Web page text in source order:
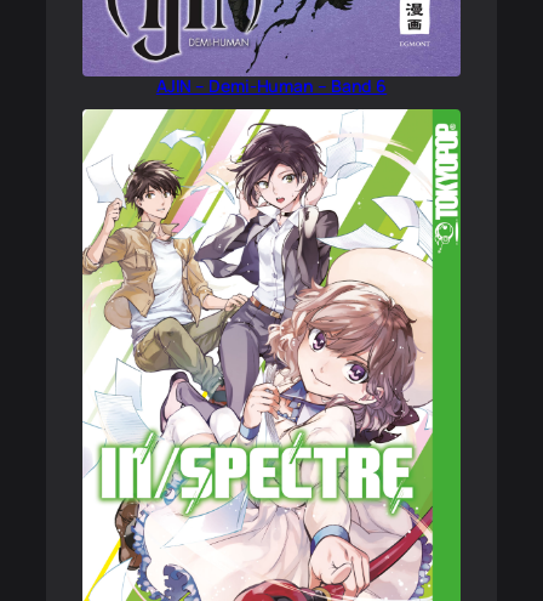
AJIN – Demi-Human – Band 6